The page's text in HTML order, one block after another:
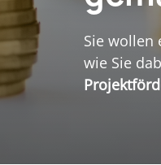
Sie wollen
wie Sie